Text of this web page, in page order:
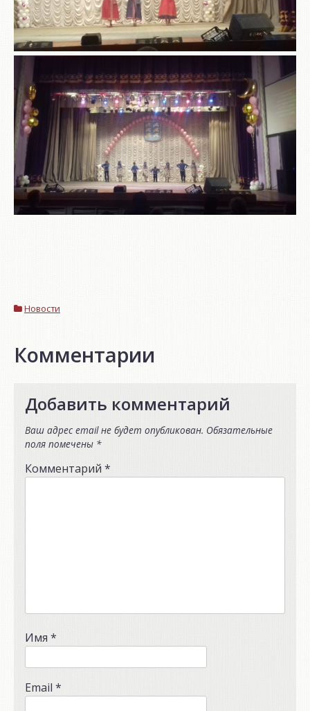
Новости
Комментарии
Добавить комментарий
Ваш адрес email не будет опубликован. Обязательные
поля помечены *
Комментарий *
Имя *
Email *